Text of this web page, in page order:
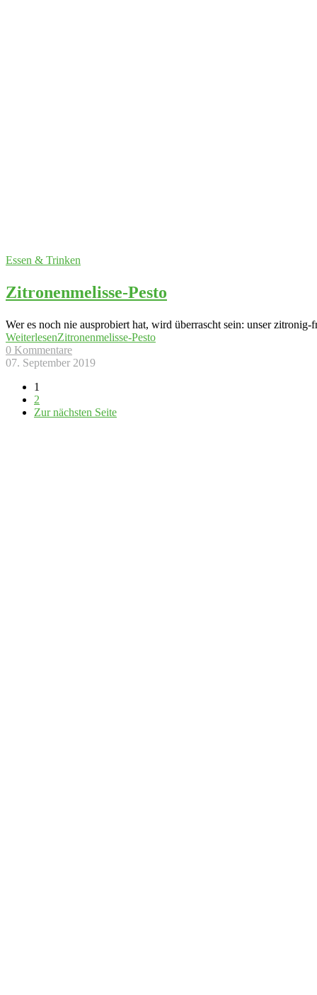
Essen & Trinken
Zitronenmelisse-Pesto
Wer es noch nie ausprobiert hat, wird überrascht sein: unser
WeiterlesenZitronenmelisse-Pesto
0 Kommentare
07. September 2019
1
2
Zur nächsten Seite